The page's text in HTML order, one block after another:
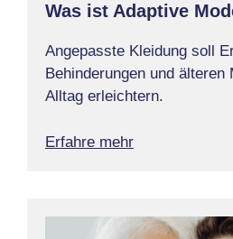
Was ist Adaptive
Angepasste Kleidung soll
Behinderungen und älteren
Alltag erleichtern.
Erfahre mehr